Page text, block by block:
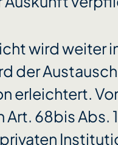
wird weiter
der
erleichtert.
68bis Abs.